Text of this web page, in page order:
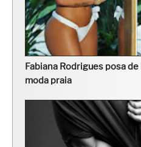
Fabiana Rodrigues posa
moda praia